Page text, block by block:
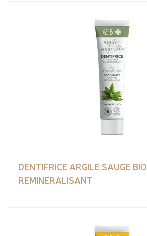
DENTIFRICE ARGILE SAUGE BIO
REMINERALISANT